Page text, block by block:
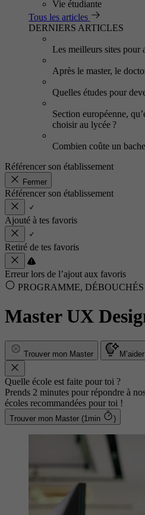
Vie étudiante
Tous les articles
DERNIERS ARTICLES
Les meilleurs sites pour
Après le master, le
Quelles études pour
Section européenne,
choisir au lycée ?
Combien coûte un
Référencer son établissement
Fermer
Référencer son établissement
Ajouté à tes favoris
Retiré de tes favoris
Erreur lors de l’ajout aux favoris
PROGRAMME,
Master UX
Trouver mon Master
Quelle école est faite pour toi ?
Prends 2 minutes pour répondre à
écoles recommandées pour toi !
Trouver mon Master (1min )